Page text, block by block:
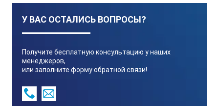
У ВАС ОСТАЛИСЬ ВОПРОСЫ?
Получите бесплатную консультацию у наших
менеджеров,
или заполните форму обратной связи!